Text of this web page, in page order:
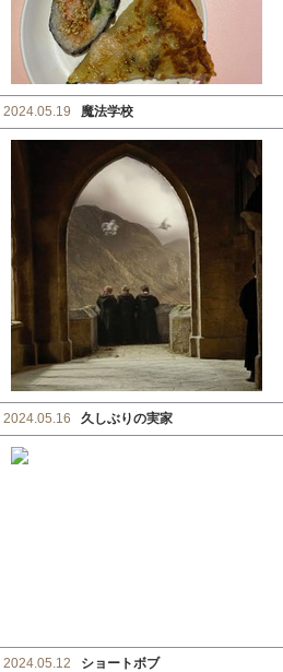
2024.05.19 魔法学校
2024.05.16 久しぶりの実家
2024.05.12 ショートボブ